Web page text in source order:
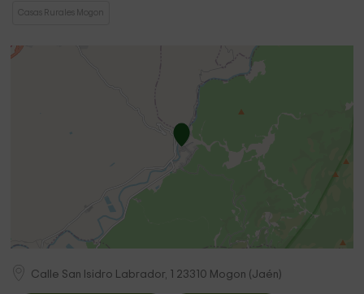
Casas Rurales Mogon
Calle San Isidro Labrador, 1 23310 Mogon (Jaén)